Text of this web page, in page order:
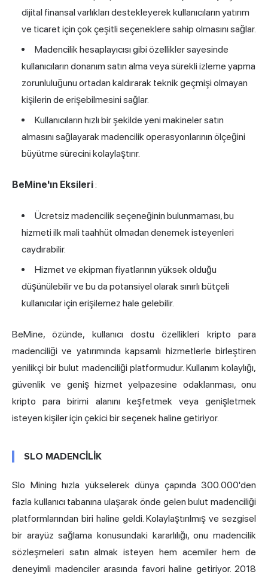
dijital finansal varlıkları destekleyerek kullanıcıların yatırım
ve ticaret için çok çeşitli seçeneklere sahip olmasını sağlar.
Madencilik hesaplayıcısı gibi özellikler sayesinde
kullanıcıların donanım satın alma veya sürekli izleme yapma
zorunluluğunu ortadan kaldırarak teknik geçmişi olmayan
kişilerin de erişebilmesini sağlar.
Kullanıcıların hızlı bir şekilde yeni makineler satın
almasını sağlayarak madencilik operasyonlarının ölçeğini
büyütme sürecini kolaylaştırır.
BeMine'ın Eksileri:
Ücretsiz madencilik seçeneğinin bulunmaması, bu
hizmeti ilk mali taahhüt olmadan denemek isteyenleri
caydırabilir.
Hizmet ve ekipman fiyatlarının yüksek olduğu
düşünülebilir ve bu da potansiyel olarak sınırlı bütçeli
kullanıcılar için erişilemez hale gelebilir.
BeMine, özünde, kullanıcı dostu özellikleri kripto para
madenciliği ve yatırımında kapsamlı hizmetlerle birleştiren
yenilikçi bir bulut madenciliği platformudur. Kullanım kolaylığı,
güvenlik ve geniş hizmet yelpazesine odaklanması, onu
kripto para birimi alanını keşfetmek veya genişletmek
isteyen kişiler için çekici bir seçenek haline getiriyor.
SLO MADENCİLİK
Slo Mining hızla yükselerek dünya çapında 300.000'den
fazla kullanıcı tabanına ulaşarak önde gelen bulut madenciliği
platformlarından biri haline geldi. Kolaylaştırılmış ve sezgisel
bir arayüz sağlama konusundaki kararlılığı, onu madencilik
sözleşmeleri satın almak isteyen hem acemiler hem de
deneyimli madenciler arasında favori haline getiriyor. 2018